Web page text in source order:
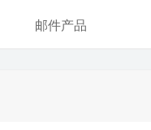
邮件产品